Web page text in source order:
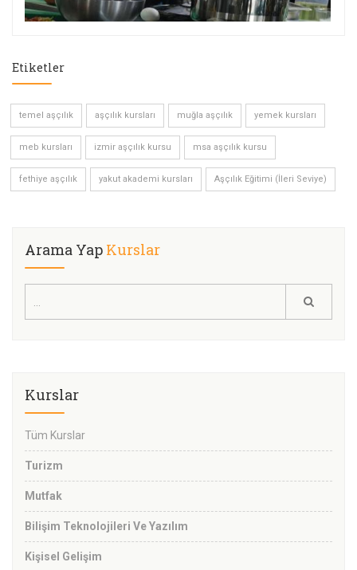
Etiketler
temel aşçılık aşçılık kursları muğla aşçılık yemek kursları
meb kursları izmir aşçılık kursu msa aşçılık kursu
fethiye aşçılık yakut akademi kursları Aşçılık Eğitimi (İleri Seviye)
Arama Yap Kurslar
Kurslar
Tüm Kurslar
Turizm
Mutfak
Bilişim Teknolojileri Ve Yazılım
Kişisel Gelişim